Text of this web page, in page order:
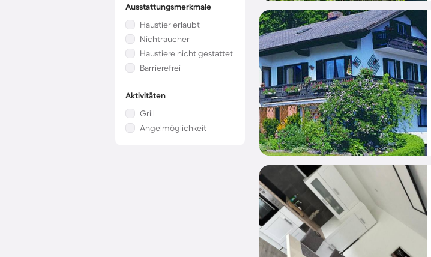
Ausstattungsmerkmale
Haustier erlaubt
Nichtraucher
Haustiere nicht gestattet
Barrierefrei
Aktivitäten
Grill
Angelmöglichkeit